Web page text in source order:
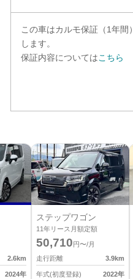
この車はカルモ保証（1年間）
します。
保証内容についてはこちら
2.6km
2024年
ステップワゴン
11年リース月額定額
50,710 円〜/月
走行距離
3.9km
年式(初度登録) 2022年